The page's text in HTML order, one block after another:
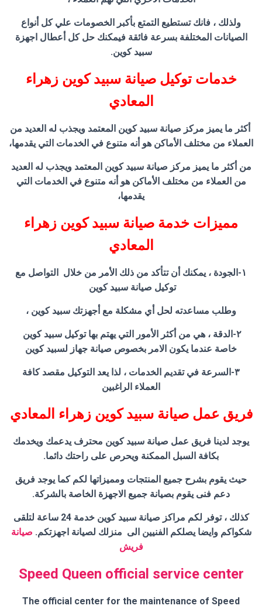
ولذلك ، فانك تستطيع التمتع بأكبر الخصومات علي كل أنواع
الصيانات المختلفة بسرعة فائقة فيمكنك حل كل أعطال اجهزة
سبيد كوين.
خدمات توكيل صيانة سبيد كوين زهراء
المعادي
أكثر ما يميز مركز صيانة سبيد كوين المعتمد ويجذب له العديد من
العملاء من مختلف الأماكن هو أنه متنوع في الخدمات التي يقدمها،
من أكثر ما يميز مركز صيانة سبيد كوين المعتمد ويجذب له العديد
من العملاء من مختلف الأماكن هو أنه متنوع في الخدمات التي
يقدمها،
مميزات خدمة صيانة سبيد كوين زهراء
المعادي
١-الجودة ، يمكنك أن تتأكد من ذلك الأمر من خلال التواصل مع
توكيل صيانة سبيد كوين
وطلب مساعدته لحل أي مشكلة مع أجهزتك سبيد كوين ،
٢-الدقة ، هي من أكثر الأمور التي يهتم بها توكيل سبيد كوين
خاصة عندما يكون الامر بخصوص صيانة جهاز لسبيد كوين
٣-السرعة في تقديم الخدمات ، لذا يعد التوكيل مقصد كافة
العملاء الراغبين
فريق عمل صيانة سبيد كوين زهراء المعادي
يوجد لدينا فريق عمل صيانة سبيد كوين محترف يدعمك ويخدمك
بكافة السبل الممكنة ويحرص على راحتك دائما.
حيث يقوم بشرح جميع المنتجات ومميزاتها لكم كما يوجد فريق
دعم فنى يقوم بصيانة جميع الاجهزة الخاصة بالشركة.
كذلك ، توفر لكم مراكز صيانة سبيد كوين خدمة 24 ساعة لتلقى
شكواكم وايضا يصلكم الفنيين الى منزلك لصيانة اجهزتكم. صيانة
فريش
Speed Queen official service center
The official center for the maintenance of Speed